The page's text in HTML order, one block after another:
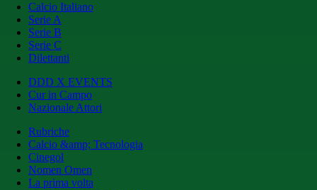
Calcio Italiano
Serie A
Serie B
Serie C
Dilettanti
DDD X EVENTS
Cur in Campo
Nazionale Attori
Rubriche
Calcio &amp; Tecnologia
Cinegol
Nomen Omen
La prima volta